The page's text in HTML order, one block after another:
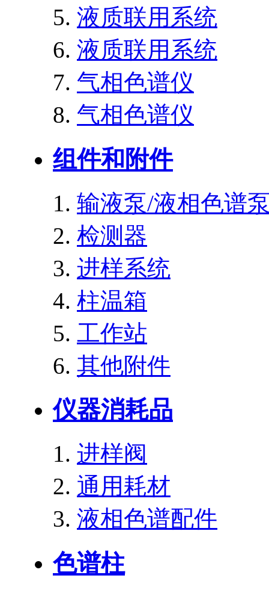
液质联用系统
液质联用系统
气相色谱仪
气相色谱仪
组件和附件
输液泵/液相色谱
检测器
进样系统
柱温箱
工作站
其他附件
仪器消耗品
进样阀
通用耗材
液相色谱配件
色谱柱